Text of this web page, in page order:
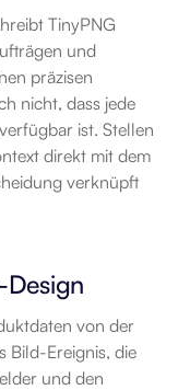
TinyPNG
und
präzisen
nicht, dass jede
ist. Stellen
direkt mit dem
verknüpft
Design
von der
Bild-Ereignis, die
und den